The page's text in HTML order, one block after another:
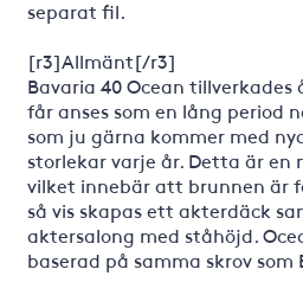
separat fil.
[r3]Allmänt[/r3]
Bavaria 40 Ocean tillverkades
får anses som en lång period
som ju gärna kommer med
storlekar varje år. Detta är
vilket innebär att brunnen är
så vis skapas ett akterdäck
aktersalong med ståhöjd.
baserad på samma skrov som